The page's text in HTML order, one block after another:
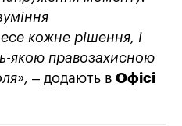
кожне рішення, і
якою правозахисною
– додають в Офісі